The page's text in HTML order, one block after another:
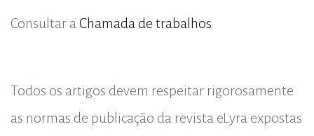
Consultar a Chamada de trabalhos
Todos os artigos devem respeitar rigorosamente
as normas de publicação da revista eLyra expostas